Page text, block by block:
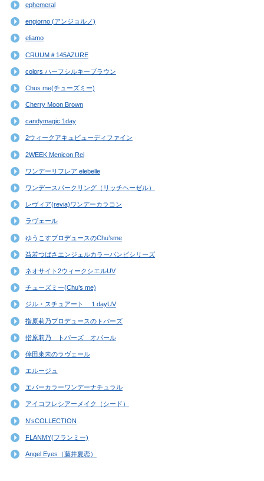
ephemeral
engiorno (アンジョルノ)
eliamo
CRUUM＃145AZURE
colors ハーフシルキーブラウン
Chus me(チューズミー)
Cherry Moon Brown
candymagic 1day
2ウィークアキュビューディファイン
2WEEK Menicon Rei
ワンデーリフレア elebelle
ワンデースパークリング（リッチヘーゼル）
レヴィア(revia)ワンデーカラコン
ラヴェール
ゆうこすプロデュースのChu’sme
益若つばさエンジェルカラーバンビシリーズ
ネオサイト2ウィークシエルUV
チューズミー(Chu’s me)
ジル・スチュアート １dayUV
指原莉乃プロデュースのトパーズ
指原莉乃 トパーズ オパール
倖田來未のラヴェール
エルージュ
エバーカラーワンデーナチュラル
アイコフレシアーメイク（シード）
N’sCOLLECTION
FLANMY(フランミー)
Angel Eyes（藤井夏恋）